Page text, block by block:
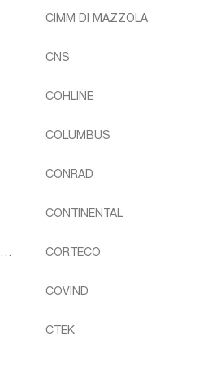
CIMM DI MAZZOLA
CNS
COHLINE
COLUMBUS
CONRAD
CONTINENTAL
CORTECO
COVIND
CTEK